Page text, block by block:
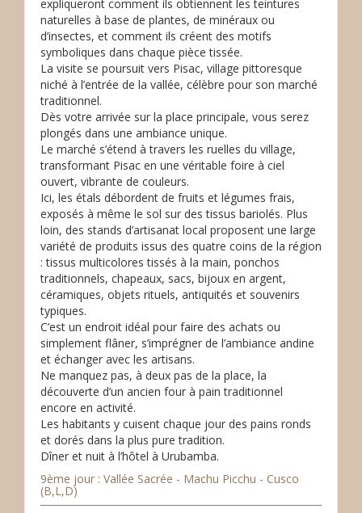
expliqueront comment ils obtiennent les teintures
naturelles à base de plantes, de minéraux ou
d’insectes, et comment ils créent des motifs
symboliques dans chaque pièce tissée.
La visite se poursuit vers Pisac, village pittoresque
niché à l’entrée de la vallée, célèbre pour son marché
traditionnel.
Dès votre arrivée sur la place principale, vous serez
plongés dans une ambiance unique.
Le marché s’étend à travers les ruelles du village,
transformant Pisac en une véritable foire à ciel
ouvert, vibrante de couleurs.
Ici, les étals débordent de fruits et légumes frais,
exposés à même le sol sur des tissus bariolés. Plus
loin, des stands d’artisanat local proposent une large
variété de produits issus des quatre coins de la région
: tissus multicolores tissés à la main, ponchos
traditionnels, chapeaux, sacs, bijoux en argent,
céramiques, objets rituels, antiquités et souvenirs
typiques.
C’est un endroit idéal pour faire des achats ou
simplement flâner, s’imprégner de l’ambiance andine
et échanger avec les artisans.
Ne manquez pas, à deux pas de la place, la
découverte d’un ancien four à pain traditionnel
encore en activité.
Les habitants y cuisent chaque jour des pains ronds
et dorés dans la plus pure tradition.
Dîner et nuit à l’hôtel à Urubamba.
9ème jour : Vallée Sacrée - Machu Picchu - Cusco
(B,L,D)